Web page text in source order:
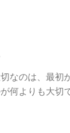
なのは、最初
何よりも大切で